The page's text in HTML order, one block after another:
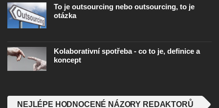
To je outsourcing nebo outsourcing, to je
otázka
Kolaborativní spotřeba - co to je, definice a
koncept
NEJLÉPE HODNOCENÉ NÁZORY REDAKTORŮ